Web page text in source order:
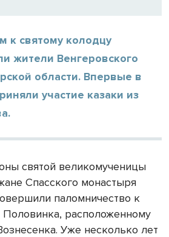
к святому колодцу
жители Венгеровского
области. Впервые в
участие казаки из
святой великомученицы
Спасского монастыря
паломничество к
Половинка, расположенному
Уже несколько лет